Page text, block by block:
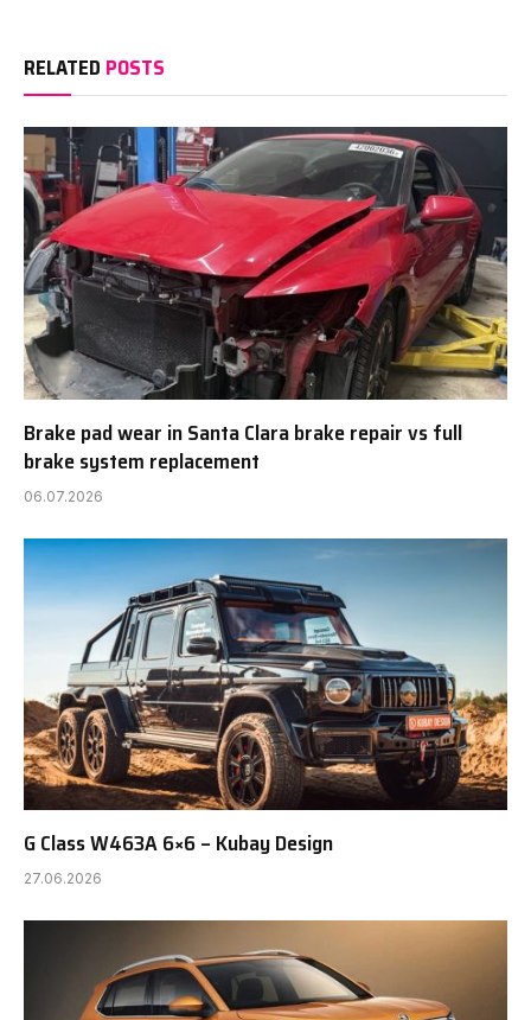
RELATED POSTS
Brake pad wear in Santa Clara brake repair vs full
brake system replacement
06.07.2026
G Class W463A 6×6 – Kubay Design
27.06.2026